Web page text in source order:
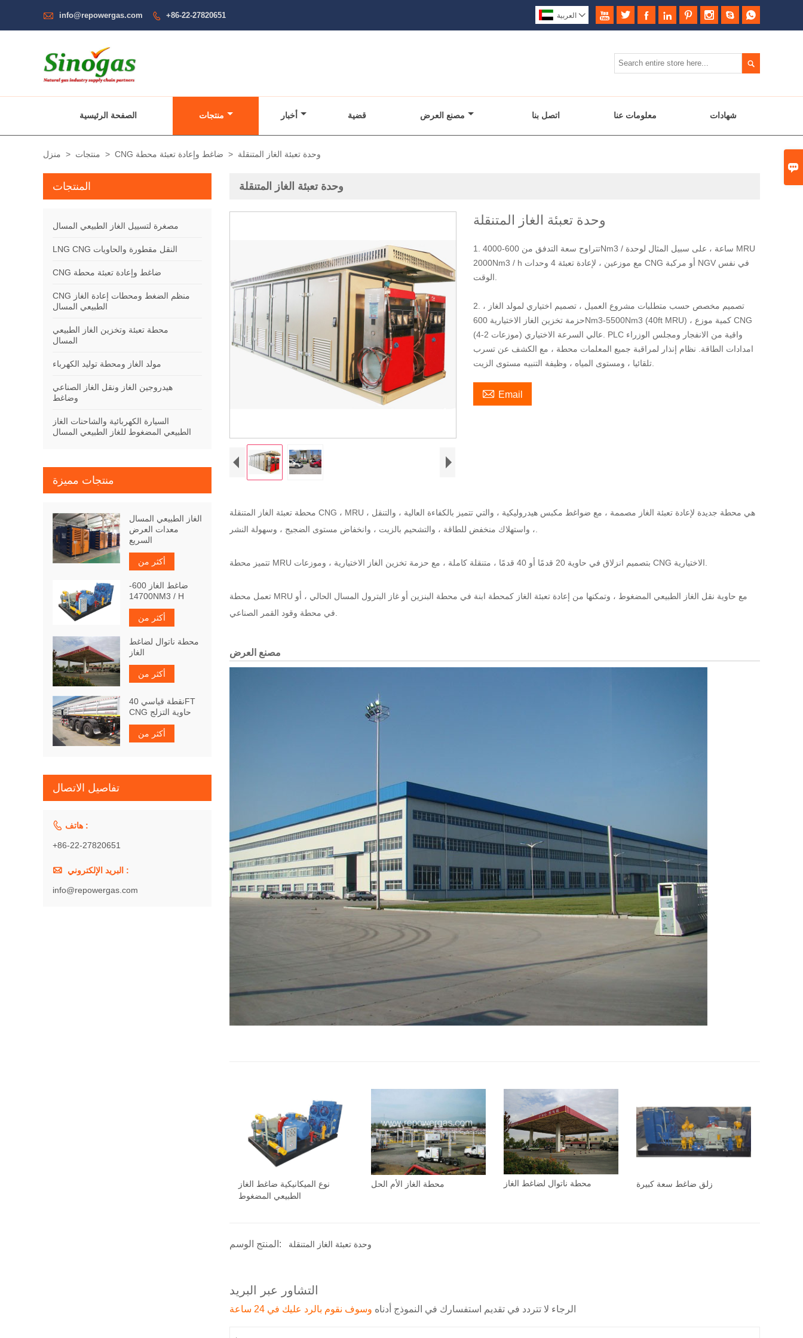

 info@repowergas.com  +86-22-27820651         العربية 

الصفحة الرئيسية منتجات أخبار قضية مصنع العرض اتصل بنا معلومات عنا شهادات
منزل > منتجات > CNG ضاغط وإعادة تعبئة محطة > وحدة تعبئة الغاز المتنقلة
وحدة تعبئة الغاز المتنقلة
وحدة تعبئة الغاز المتنقلة
1. تتراوح سعة التدفق من 600-4000Nm3 / ساعة ، على سبيل المثال لوحدة MRU
2000Nm3 / h مع موزعين ، لإعادة تعبئة 4 وحدات CNG أو مركبة NGV في نفس
2. تصميم مخصص حسب متطلبات مشروع العميل ، تصميم اختياري لمولد الغاز ،
حزمة تخزين الغاز الاختيارية 600Nm3-5500Nm3 (40ft MRU) ، كمية موزع CNG
عالي السرعة الاختياري (موزعات 2-4). PLC واقية من الانفجار ومجلس الوزراء
امدادات الطاقة. نظام إنذار لمراقبة جميع المعلمات محطة ، مع الكشف عن تسرب
 Email
محطة تعبئة الغاز المتنقلة CNG ، MRU ، هي محطة جديدة لإعادة تعبئة الغاز مصممة ، مع ضواغط مكبس هيدروليكية ، والتي تتميز بالكفاءة العالية ، والتنقل
تعمل محطة MRU مع حاوية نقل الغاز الطبيعي المضغوط ، وتمكنها من إعادة تعبئة الغاز كمحطة ابنة في محطة البنزين أو غاز البترول المسال الحالي ، أو
مصنع العرض
نوع الميكانيكية ضاغط الغاز
الطبيعي المضغوط
محطة الغاز الأم الحل محطة ناتوال لضاغط الغاز زلق ضاغط سعة كبيرة
المنتج الوسم: وحدة تعبئة الغاز المتنقلة
التشاور عبر البريد
الرجاء لا تتردد في تقديم استفسارك في النموذج أدناه وسوف نقوم بالرد عليك في 24 ساعة
المنتجات
مصغرة لتسييل الغاز الطبيعي المسال
LNG CNG النقل مقطورة والحاويات
CNG ضاغط وإعادة تعبئة محطة
CNG منظم الضغط ومحطات إعادة الغاز
الطبيعي المسال
محطة تعبئة وتخزين الغاز الطبيعي
المسال
مولد الغاز ومحطة توليد الكهرباء
هيدروجين الغاز ونقل الغاز الصناعي
وضاغط
السيارة الكهربائية والشاحنات الغاز
الطبيعي المضغوط للغاز الطبيعي المسال
منتجات مميزة
الغاز الطبيعي المسال
معدات العرض
السريع
أكثر من
ضاغط الغاز 600-
14700NM3 / H
أكثر من
محطة ناتوال لضاغط
الغاز
أكثر من
نقطة قياسي 40FT
CNG حاوية التزلج
أكثر من
تفاصيل الاتصال
 هاتف :
+86-22-27820651
 البريد الإلكتروني :
info@repowergas.com